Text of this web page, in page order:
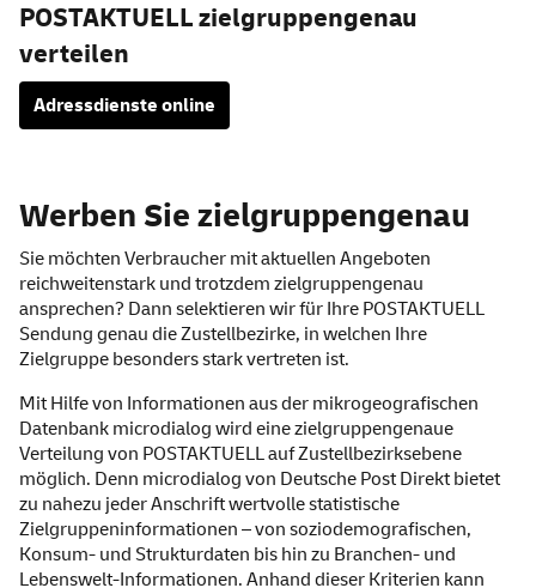
POSTAKTUELL zielgruppengenau
verteilen
Adressdienste online
Werben Sie zielgruppengenau
Sie möchten Verbraucher mit aktuellen Angeboten
reichweitenstark und trotzdem zielgruppengenau
ansprechen? Dann selektieren wir für Ihre POSTAKTUELL
Sendung genau die Zustellbezirke, in welchen Ihre
Zielgruppe besonders stark vertreten ist.
Mit Hilfe von Informationen aus der mikrogeografischen
Datenbank microdialog wird eine zielgruppengenaue
Verteilung von POSTAKTUELL auf Zustellbezirksebene
möglich. Denn microdialog von Deutsche Post Direkt bietet
zu nahezu jeder Anschrift wertvolle statistische
Zielgruppeninformationen – von soziodemografischen,
Konsum- und Strukturdaten bis hin zu Branchen- und
Lebenswelt-Informationen. Anhand dieser Kriterien kann